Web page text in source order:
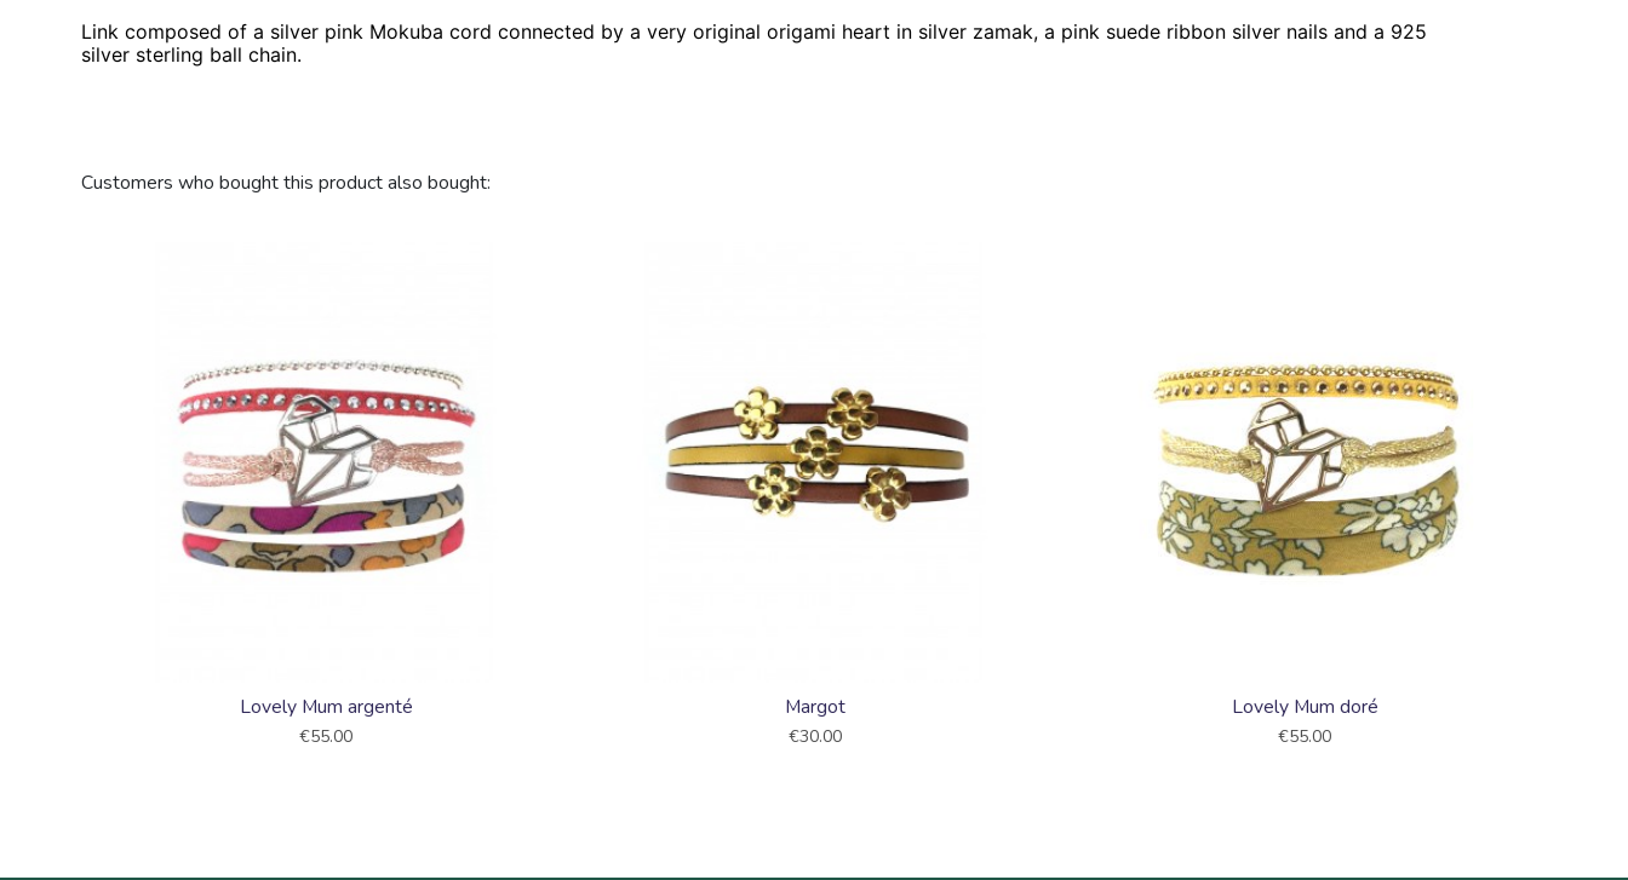
Link composed of a silver pink Mokuba cord connected by a very original origami heart in silver zamak, a pink suede ribbon silver nails and a 925
silver sterling ball chain.
Customers who bought this product also bought:
Lovely Mum argenté
€55.00
Margot
€30.00
Lovely Mum doré
€55.00